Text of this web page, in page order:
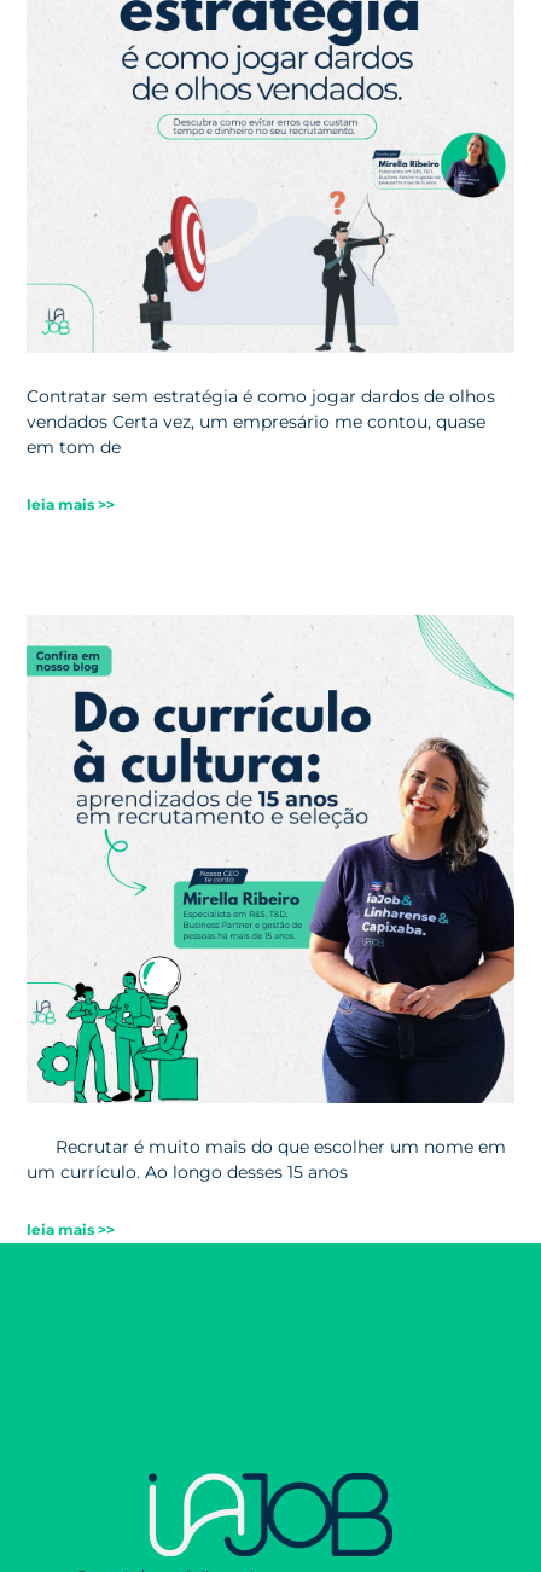
Contratar sem estratégia é como jogar dardos de olhos
vendados Certa vez, um empresário me contou, quase
em tom de
leia mais >>
Recrutar é muito mais do que escolher um nome em
um currículo. Ao longo desses 15 anos
leia mais >>